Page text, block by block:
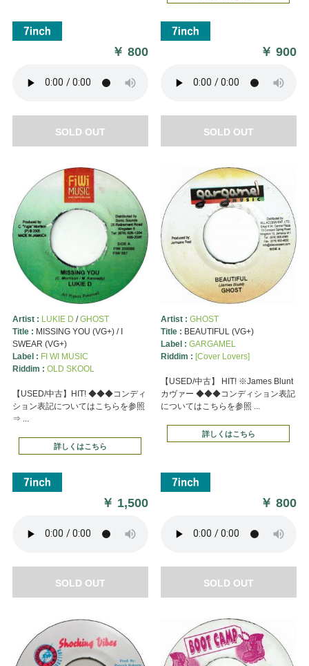
￥800
SOLD OUT
￥900
SOLD OUT
Artist : LUKIE D /GHOST
Title : MISSING YOU (VG+) / I
SWEAR (VG+)
Label : FI WI MUSIC
Riddim : OLD SKOOL
【USED/中古】HIT! ◆◆◆コンディ
ション表記についてはこちらを参照
⇒ ...
詳しくはこちら
￥ 1,500
SOLD OUT
Artist : GHOST
Title : BEAUTIFUL (VG+)
Label : GARGAMEL
Riddim : [Cover Lovers]
【USED/中古】 HIT! ※James Blunt
カヴァー ◆◆◆コンディション表記
についてはこちらを参照 ...
詳しくはこちら
￥800
SOLD OUT